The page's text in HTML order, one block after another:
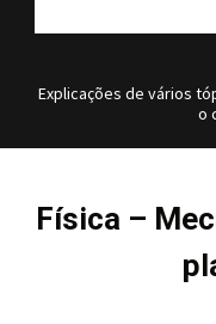
Explicações de vários
o
Física –